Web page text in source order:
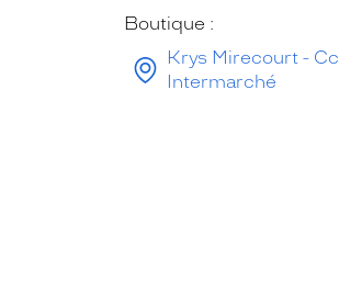
Boutique :
Krys Mirecourt - Cc
Intermarché